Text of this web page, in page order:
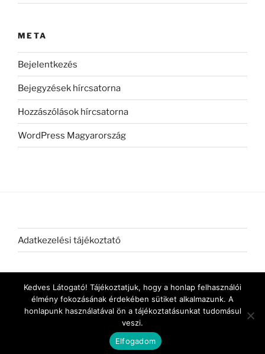
META
Bejelentkezés
Bejegyzések hírcsatorna
Hozzászólások hírcsatorna
WordPress Magyarország
Adatkezelési tájékoztató
Kedves Látogató! Tájékoztatjuk, hogy a honlap felhasználói
élmény fokozásának érdekében sütiket alkalmazunk. A
honlapunk használatával ön a tájékoztatásunkat tudomásul
veszi.
Elfogadom